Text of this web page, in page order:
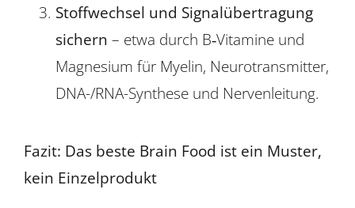
Stoffwechsel und Signalübertragung
sichern – etwa durch B‑Vitamine und
Magnesium für Myelin, Neurotransmitter,
DNA-/RNA-Synthese und Nervenleitung.
Fazit: Das beste Brain Food ist ein Muster,
kein Einzelprodukt